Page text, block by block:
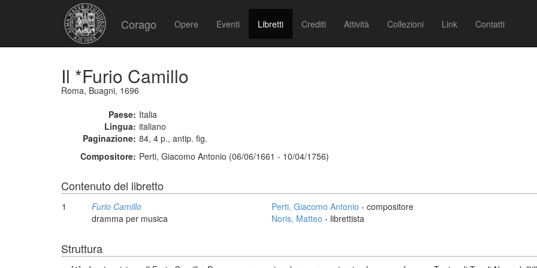
Corago Opere Eventi Libretti Crediti Attività Collezioni Link Contatti
Il *Furio Camillo
Roma, Buagni, 1696
Paese: Italia
Lingua: italiano
Paginazione: 84, 4 p., antip. fig.
Compositore: Perti, Giacomo Antonio (06/06/1661 - 10/04/1756)
Contenuto del libretto
1
Furio Camillo
dramma per musica
Perti, Giacomo Antonio - compositore
Noris, Matteo - librettista
Struttura